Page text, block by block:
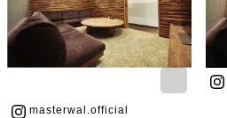
masterwal.official